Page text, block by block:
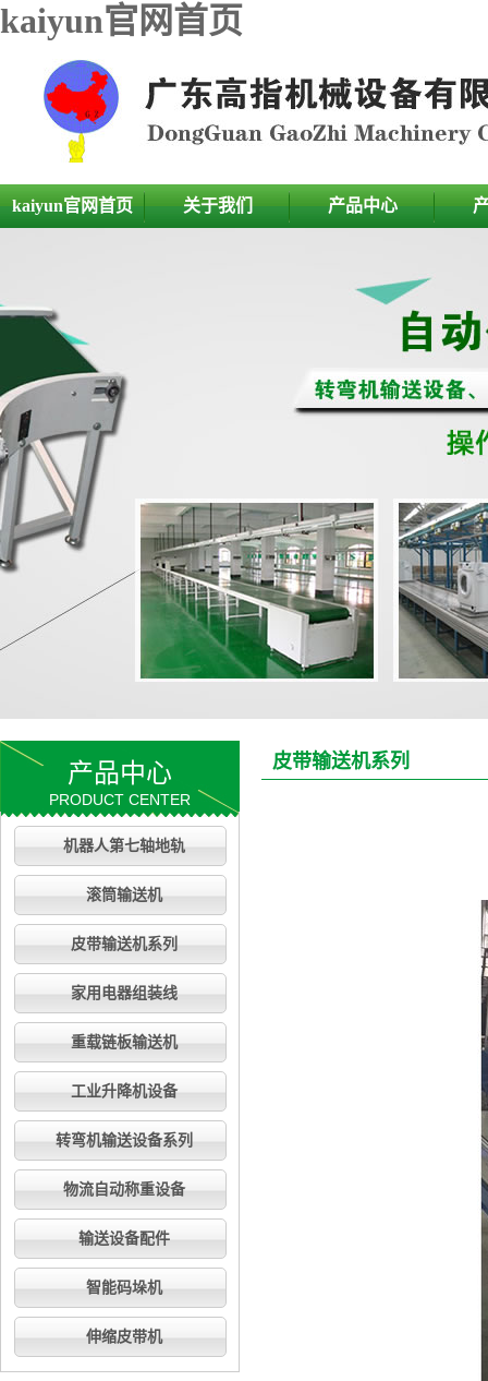
kaiyun官网首页
kaiyun官网首页 关于我们 产品中心
产品中心
PRODUCT CENTER
机器人第七轴地轨
滚筒输送机
皮带输送机系列
家用电器组装线
重载链板输送机
工业升降机设备
转弯机输送设备系列
物流自动称重设备
输送设备配件
智能码垛机
伸缩皮带机
皮带输送机系列